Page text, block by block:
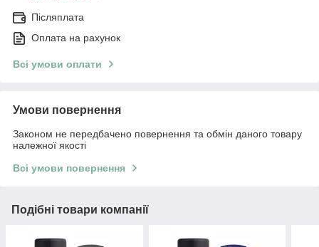
Післяплата
Оплата на рахунок
Всі умови оплати
Умови повернення
Законом не передбачено повернення та обмін даного товару
належної якості
Всі умови повернення
Подібні товари компанії